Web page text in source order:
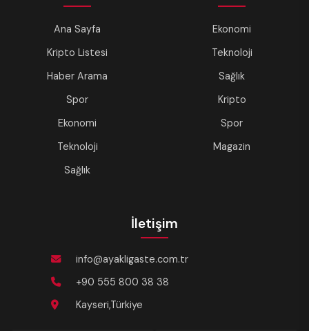
Ana Sayfa
Kripto Listesi
Haber Arama
Spor
Ekonomi
Teknoloji
Sağlık
Ekonomi
Teknoloji
Sağlık
Kripto
Spor
Magazin
İletişim
info@ayakligaste.com.tr
+90 555 800 38 38
Kayseri,Türkiye